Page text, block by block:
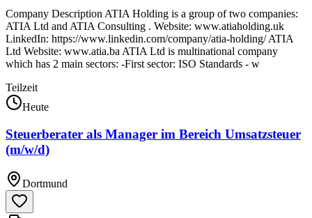
Company Description ATIA Holding is a group of two companies:
ATIA Ltd and ATIA Consulting . Website: www.atiaholding.uk
LinkedIn: https://www.linkedin.com/company/atia-holding/ ATIA
Ltd Website: www.atia.ba ATIA Ltd is multinational company
which has 2 main sectors: -First sector: ISO Standards - w
Teilzeit
Heute
Steuerberater als Manager im Bereich Umsatzsteuer
(m/w/d)
Dortmund